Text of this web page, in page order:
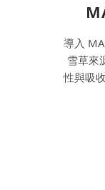
導入
雪草來
性與吸